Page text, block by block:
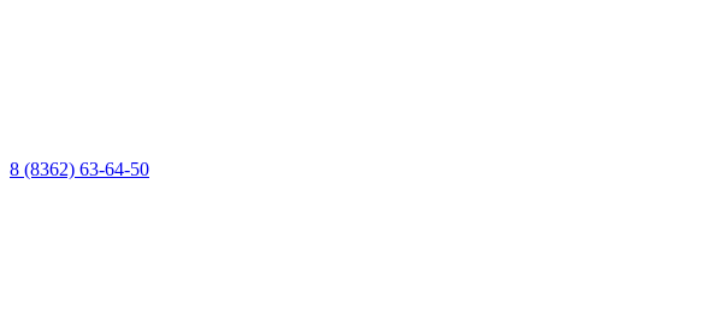
8 (8362) 63-64-50